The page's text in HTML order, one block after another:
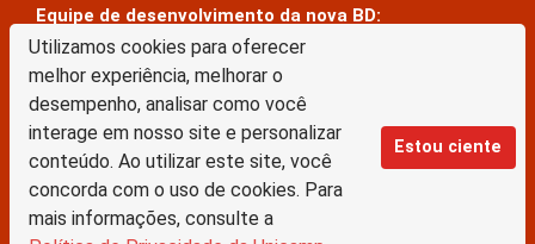
Utilizamos cookies para oferecer
melhor experiência, melhorar o
desempenho, analisar como você
interage em nosso site e personalizar
conteúdo. Ao utilizar este site, você
concorda com o uso de cookies. Para
mais informações, consulte a
Estou ciente
Equipe de desenvolvimento da nova BD:
Keite Aparecida Duarte
Márcio Vinícius De Jesus Almeida
Saul Victor De Castro E Silva
A Biblioteca Digital da Unicamp está licenciado com uma Licença Creative Commons –
Atribuição Sem Derivações 4.0 Internacional